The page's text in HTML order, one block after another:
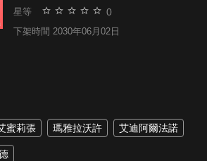
星等 0
下架時間 2030年06月02日
蜜莉張 瑪雅拉沃許 艾迪阿爾法諾